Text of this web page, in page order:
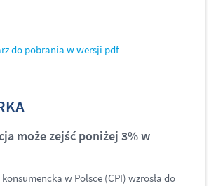
do pobrania w wersji pdf
może zejść poniżej 3% w
w Polsce (CPI) wzrosła do